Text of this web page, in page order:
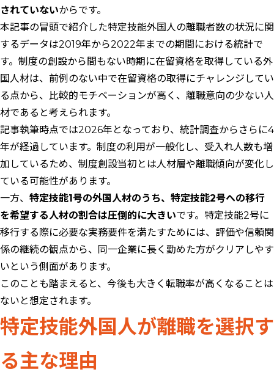
されていないからです。
本記事の冒頭で紹介した特定技能外国人の離職者数の状況に関
するデータは2019年から2022年までの期間における統計で
す。制度の創設から間もない時期に在留資格を取得している外
国人材は、前例のない中で在留資格の取得にチャレンジしてい
る点から、比較的モチベーションが高く、離職意向の少ない人
材であると考えられます。
記事執筆時点では2026年となっており、統計調査からさらに4
年が経過しています。制度の利用が一般化し、受入れ人数も増
加しているため、制度創設当初とは人材層や離職傾向が変化し
ている可能性があります。
一方、 特定技能1号の外国人材のうち、特定技能2号への移行
を希望する人材の割合は圧倒的に大きいです。特定技能2号に
移行する際に必要な実務要件を満たすためには、評価や信頼関
係の継続の観点から、同一企業に長く勤めた方がクリアしやす
いという側面があります。
このことも踏まえると、今後も大きく転職率が高くなることは
ないと想定されます。
特定技能外国人が離職を選択す
る主な理由